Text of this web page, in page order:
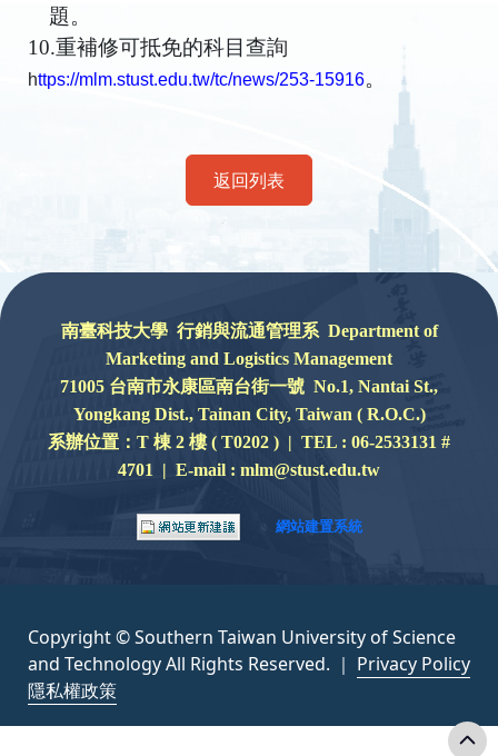
題。
10.重補修可抵免的科目查詢
https://mlm.stust.edu.tw/tc/news/253-15916。
返回列表
南臺科技大學 行銷與流通管理系 Department of
Marketing and Logistics Management
71005 台南市永康區南台街一號 No.1, Nantai St.,
Yongkang Dist., Tainan City, Taiwan ( R.O.C.)
系辦位置： T 棟 2 樓 ( T0202 ) | TEL : 06-2533131 #
4701 | E-mail : mlm@stust.edu.tw
網站建置系統
Copyright © Southern Taiwan University of Science
and Technology All Rights Reserved. ｜ Privacy Policy
隱私權政策